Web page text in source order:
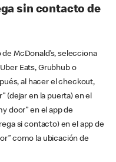
sin contacto de
McDonald’s, selecciona
Eats, Grubhub o
al hacer el checkout,
(dejar en la puerta) en el
door” en el app de
si contacto) en el app de
como la ubicación de